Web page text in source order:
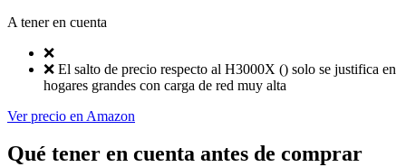
A tener en cuenta
❌
❌ El salto de precio respecto al H3000X () solo se justifica en
hogares grandes con carga de red muy alta
Ver precio en Amazon
Qué tener en cuenta antes de comprar